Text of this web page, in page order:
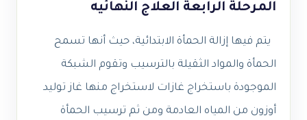
المرحلة الرابعة العلاج النهائيه
يتم فيها إزالة الحمأة الابتدائية، حيث أنها تسمح
الحمأة والمواد الثقيلة بالترسيب وتقوم الشبكة
الموجودة باستخراج غازات لاستخراج منها غاز توليد
أوزون من المياه العادمة ومن ثم ترسيب الحمأة